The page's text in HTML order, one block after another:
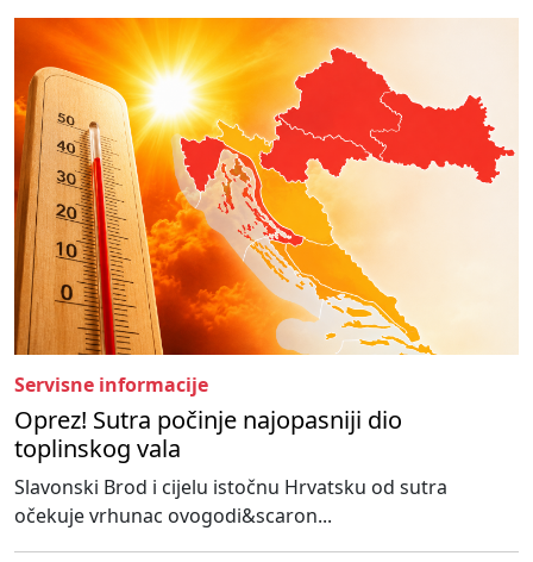
Servisne informacije
Oprez! Sutra počinje najopasniji dio
toplinskog vala
Slavonski Brod i cijelu istočnu Hrvatsku od sutra
očekuje vrhunac ovogodi&scaron...